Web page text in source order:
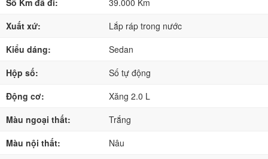
Xuất xứ:
Lắp ráp trong nước
Kiểu dáng:
Sedan
Hộp số:
Số tự động
Động cơ:
Xăng 2.0 L
Màu ngoại thất:
Trắng
Màu nội thất:
Nâu